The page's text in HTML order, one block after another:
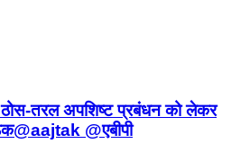
ठोस-तरल अपशिष्ट प्रबंधन को लेकर
@एबीपी